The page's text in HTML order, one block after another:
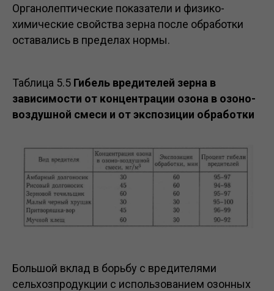
Органолептические показатели и физико-
химические свойства зерна после обработки
оставались в пределах нормы.
Таблица 5.5 Гибель вредителей зерна в
зависимости от концентрации озона в озоно-
воздушной смеси и от экспозиции обработки
Большой вклад в борьбу с вредителями
сельхозпродукции с использованием озонных